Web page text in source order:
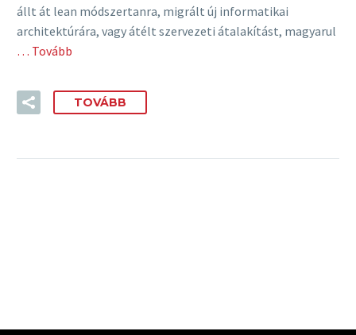
állt át lean módszertanra, migrált új informatikai
architektúrára, vagy átélt szervezeti átalakítást, magyarul
… Tovább
TOVÁBB